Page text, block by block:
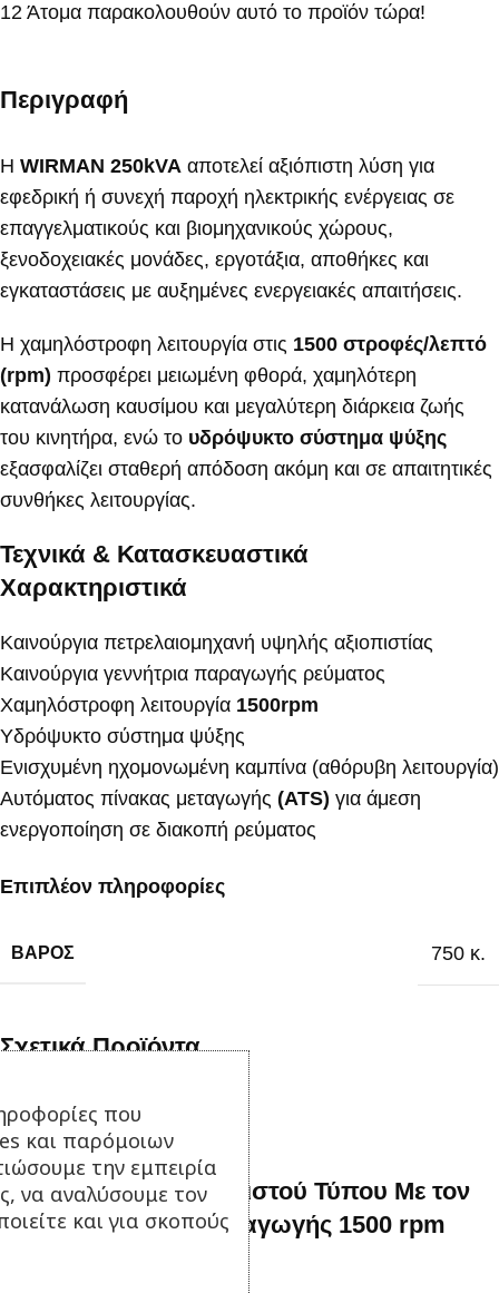
12 Άτομα παρακολουθούν αυτό το προϊόν τώρα!
Περιγραφή
Η WIRMAN 250kVA αποτελεί αξιόπιστη λύση για
εφεδρική ή συνεχή παροχή ηλεκτρικής ενέργειας σε
επαγγελματικούς και βιομηχανικούς χώρους,
ξενοδοχειακές μονάδες, εργοτάξια, αποθήκες και
εγκαταστάσεις με αυξημένες ενεργειακές απαιτήσεις.
Η χαμηλόστροφη λειτουργία στις 1500 στροφές/λεπτό
(rpm) προσφέρει μειωμένη φθορά, χαμηλότερη
κατανάλωση καυσίμου και μεγαλύτερη διάρκεια ζωής
του κινητήρα, ενώ το υδρόψυκτο σύστημα ψύξης
εξασφαλίζει σταθερή απόδοση ακόμη και σε απαιτητικές
συνθήκες λειτουργίας.
Τεχνικά & Κατασκευαστικά
Χαρακτηριστικά
Καινούργια πετρελαιομηχανή υψηλής αξιοπιστίας
Καινούργια γεννήτρια παραγωγής ρεύματος
Χαμηλόστροφη λειτουργία 1500rpm
Υδρόψυκτο σύστημα ψύξης
Ενισχυμένη ηχομονωμένη καμπίνα (αθόρυβη λειτουργία)
Αυτόματος πίνακας μεταγωγής (ATS) για άμεση
ενεργοποίηση σε διακοπή ρεύματος
Επιπλέον πληροφορίες
ΒΆΡΟΣ 750 κ.
Σχετικά Προϊόντα
22 kva Γεννήτρια Κλειστού Τύπου Με τον
αυτόματο πίνακα μεταγωγής 1500 rpm
που
και παρόμοιων
την εμπειρία
να αναλύσουμε τον
και για σκοπούς